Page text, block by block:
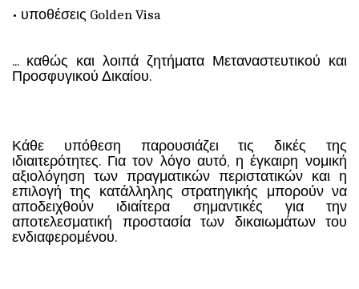
• υποθέσεις Golden Visa
... καθώς και λοιπά ζητήματα Μεταναστευτικού και
Προσφυγικού Δικαίου.
Κάθε υπόθεση παρουσιάζει τις δικές της
ιδιαιτερότητες. Για τον λόγο αυτό, η έγκαιρη νομική
αξιολόγηση των πραγματικών περιστατικών και η
επιλογή της κατάλληλης στρατηγικής μπορούν να
αποδειχθούν ιδιαίτερα σημαντικές για την
αποτελεσματική προστασία των δικαιωμάτων του
ενδιαφερομένου.